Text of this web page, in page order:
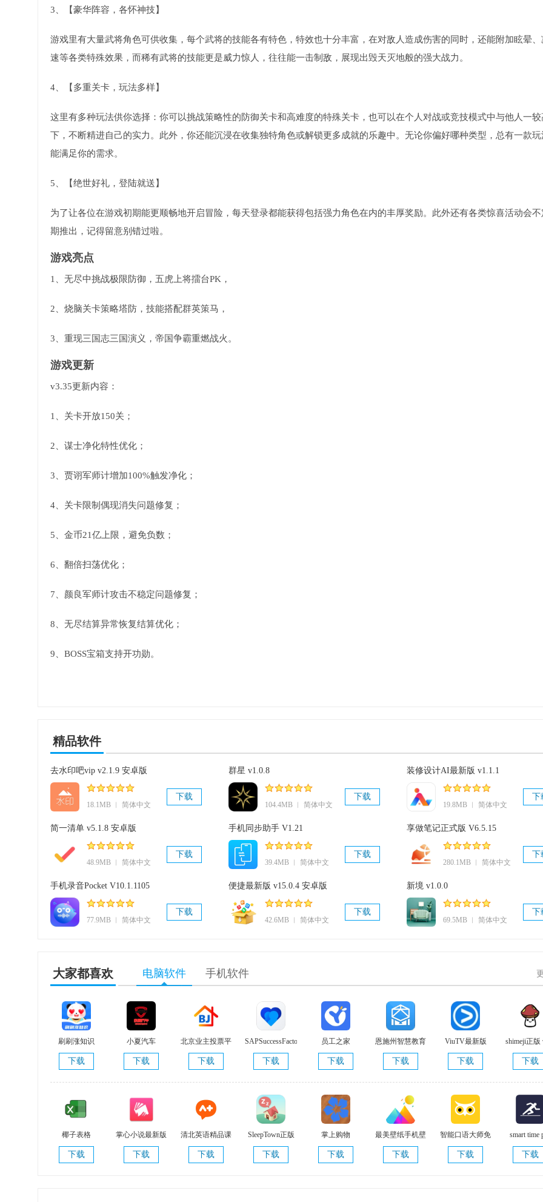
3、【豪华阵容，各怀神技】
游戏里有大量武将角色可供收集，每个武将的技能各有特色，特效也十分丰富，在对敌人造成伤害的同时，还能附加眩晕、
速等各类特殊效果，而稀有武将的技能更是威力惊人，往往能一击制敌，展现出毁天灭地般的强大战力。
4、【多重关卡，玩法多样】
这里有多种玩法供你选择：你可以挑战策略性的防御关卡和高难度的特殊关卡，也可以在个人对战或竞技模式中与他人一较
下，不断精进自己的实力。此外，你还能沉浸在收集独特角色或解锁更多成就的乐趣中。无论你偏好哪种类型，总有一款玩
能满足你的需求。
5、【绝世好礼，登陆就送】
为了让各位在游戏初期能更顺畅地开启冒险，每天登录都能获得包括强力角色在内的丰厚奖励。此外还有各类惊喜活动会不
期推出，记得留意别错过啦。
游戏亮点
1、无尽中挑战极限防御，五虎上将擂台PK，
2、烧脑关卡策略塔防，技能搭配群英策马，
3、重现三国志三国演义，帝国争霸重燃战火。
游戏更新
v3.35更新内容：
1、关卡开放150关；
2、谋士净化特性优化；
3、贾诩军师计增加100%触发净化；
4、关卡限制偶现消失问题修复；
5、金币21亿上限，避免负数；
6、翻倍扫荡优化；
7、颜良军师计攻击不稳定问题修复；
8、无尽结算异常恢复结算优化；
9、BOSS宝箱支持开功勋。
精品软件
去水印吧vip v2.1.9 安卓版
18.1MB ︱ 简体中文
下载
群星 v1.0.8
104.4MB ︱ 简体中文
下载
装修设计AI最新版 v1.1.1
19.8MB ︱ 简体中文
下
简一清单 v5.1.8 安卓版
48.9MB ︱ 简体中文
下载
手机同步助手 V1.21
39.4MB ︱ 简体中文
下载
享做笔记正式版 V6.5.15
280.1MB ︱ 简体中文
下
手机录音Pocket V10.1.1105
77.9MB ︱ 简体中文
下载
便捷最新版 v15.0.4 安卓版
42.6MB ︱ 简体中文
下载
新境 v1.0.0
69.5MB ︱ 简体中文
下
大家都喜欢 电脑软件 手机软件
刷刷涨知识
V1.0.1
下载
小夏汽车
下载
北京业主投票平
台 V3.2.16
下载
SAPSuccessFactorsmobile
v15.2.6
下载
员工之家
下载
恩施州智慧教育
平台手机版
v2.2.4.010 最新
下载
ViuTV最新版
下载
shimeji正版
下载
椰子表格
下载
掌心小说最新版
下载
清北英语精品课
下载
SleepTown正版
V3.4.1
下载
掌上购物
下载
最美壁纸手机壁
纸 免费版 v1.5.8
免费版
下载
智能口语大师免
费版 v2.5.2 安卓
版
下载
smart time
V2.0.5.0
下载